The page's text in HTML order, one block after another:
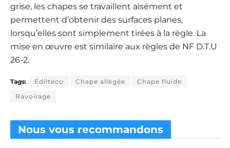
grise, les chapes se travaillent aisément et
permettent d’obtenir des surfaces planes,
lorsqu’elles sont simplement tirées à la règle. La
mise en œuvre est similaire aux règles de NF D.T.U
26-2.
Tags: Edilteco Chape allégée
Chape fluide
Ravoirage
Nous vous recommandons